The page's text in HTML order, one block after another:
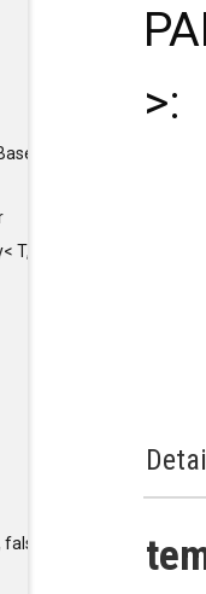
TO >,
MINCHUNKSIZE,
>
>: